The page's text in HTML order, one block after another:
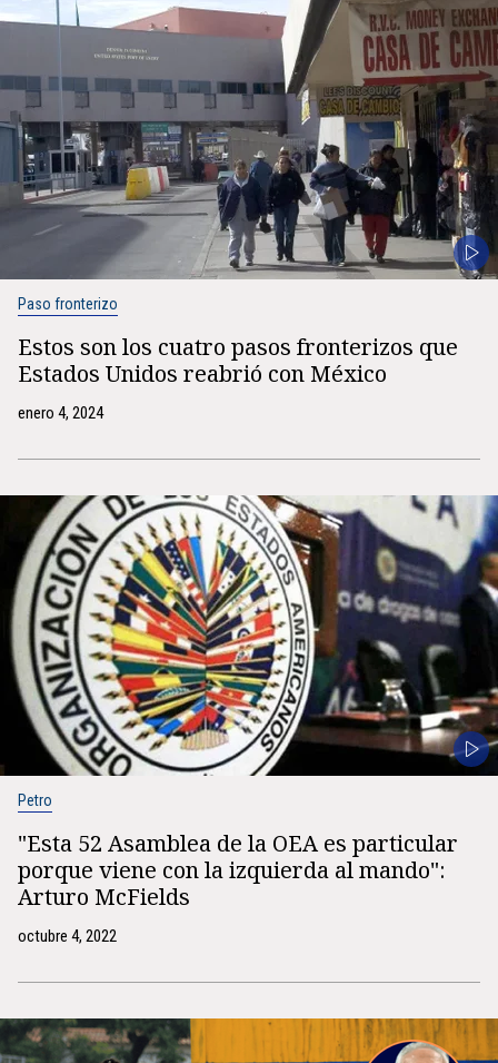
Paso fronterizo
Estos son los cuatro pasos fronterizos que
Estados Unidos reabrió con México
enero 4, 2024
Petro
"Esta 52 Asamblea de la OEA es particular
porque viene con la izquierda al mando":
Arturo McFields
octubre 4, 2022